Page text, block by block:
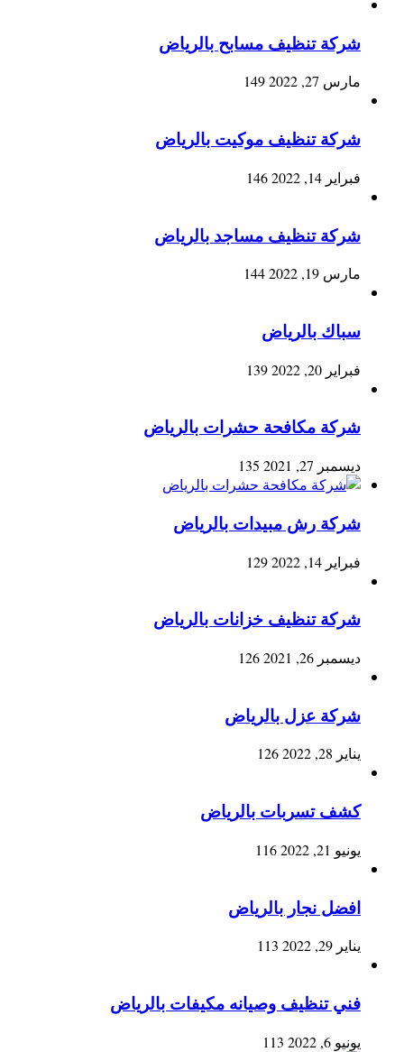
شركة تنظيف مسابح بالرياض
مارس 27, 2022 149
شركة تنظيف موكيت بالرياض
فبراير 14, 2022 146
شركة تنظيف مساجد بالرياض
مارس 19, 2022 144
سباك بالرياض
فبراير 20, 2022 139
شركة مكافحة حشرات بالرياض
ديسمبر 27, 2021 135
شركة رش مبيدات بالرياض
فبراير 14, 2022 129
شركة تنظيف خزانات بالرياض
ديسمبر 26, 2021 126
شركة عزل بالرياض
يناير 28, 2022 126
كشف تسربات بالرياض
يونيو 21, 2022 116
افضل نجار بالرياض
يناير 29, 2022 113
فني تنظيف وصيانه مكيفات بالرياض
يونيو 6, 2022 113